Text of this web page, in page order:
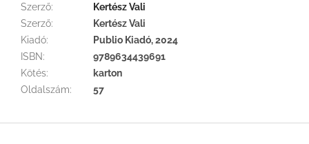
Szerző:
Kertész Vali
Szerző:
Kertész Vali
Kiadó:
Publio Kiadó, 2024
ISBN:
9789634439691
Kötés:
karton
Oldalszám: 57